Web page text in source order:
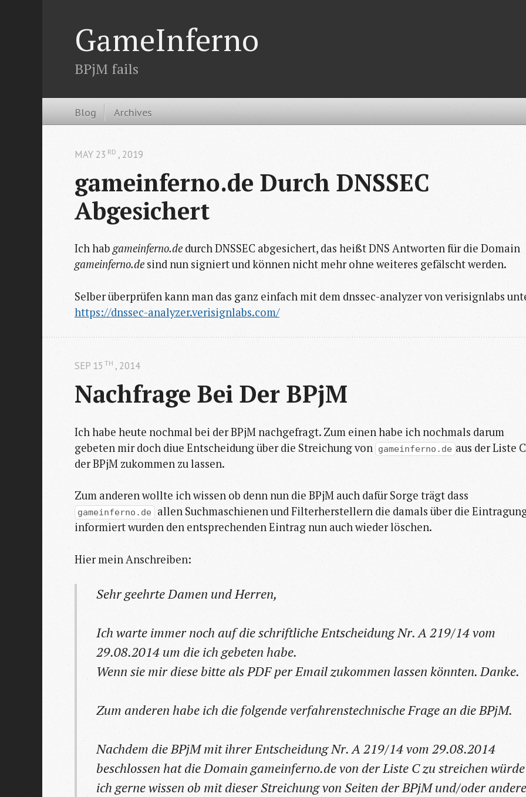
GameInferno
BPjM fails
Blog Archives
gameinferno.de Durch DNSSEC
Abgesichert
MAY 23 RD , 2019
Ich habgameinferno.de durch DNSSEC abgesichert, das heißt DNS Antworten für die Domain
gameinferno.de sind nun signiert und können nicht mehr ohne weiteres gefälscht werden.
Selber überprüfen kann man das ganz einfach mit dem dnssec-analyzer von verisignlabs
https://dnssec-analyzer.verisignlabs.com/
Nachfrage Bei Der BPjM
SEP 15 TH , 2014
Ich habe heute nochmal bei der BPjM nachgefragt. Zum einen habe ich nochmals darum
gebeten mir doch diue Entscheidung über die Streichung von
gameinferno.de aus der Liste C
der BPjM zukommen zu lassen.
Zum anderen wollte ich wissen ob denn nun die BPjM auch dafür Sorge trägt dass
gameinferno.de allen Suchmaschienen und Filterherstellern die damals über die
informiert wurden den entsprechenden Eintrag nun auch wieder löschen.
Hier mein Anschreiben:
Sehr geehrte Damen und Herren,
Ich warte immer noch auf die schriftliche Entscheidung Nr. A 219/14 vom
29.08.2014 um die ich gebeten habe.
Wenn sie mir diese bitte als PDF per Email zukommen lassen könnten. Danke.
Zum anderen habe ich die folgende verfahrenstechnische Frage an die BPjM.
Nachdem die BPjM mit ihrer Entscheidung Nr. A 219/14 vom 29.08.2014
beschlossen hat die Domain gameinferno.de von der Liste C zu streichen würde
ich gerne wissen ob mit dieser Streichung von Seiten der BPjM und/oder